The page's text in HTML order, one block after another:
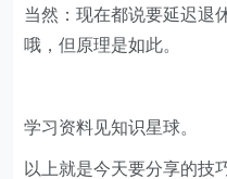
当然：现在都说要延迟退
哦，但原理是如此。
学习资料见知识星球。
以上就是今天要分享的技